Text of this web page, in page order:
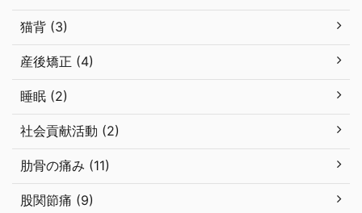
猫背 (3)
産後矯正 (4)
睡眠 (2)
社会貢献活動 (2)
肋骨の痛み (11)
股関節痛 (9)